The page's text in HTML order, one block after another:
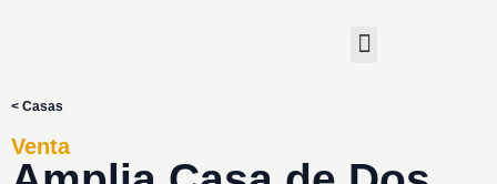
< Casas
Venta